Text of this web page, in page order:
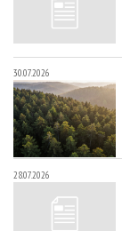
30.07.2026
28.07.2026